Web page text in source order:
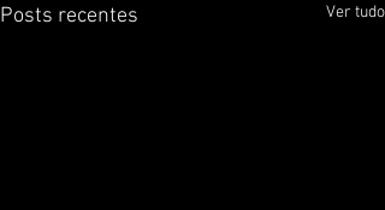
Posts recentes Ver tudo